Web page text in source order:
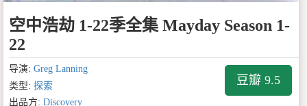
空中浩劫 1-22季全集 Mayday Season 1-
22
豆瓣 9.5
导演: Greg Lanning
类型: 探索
出品方: Discovery